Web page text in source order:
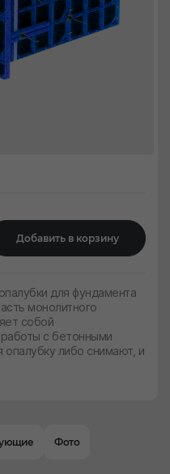
Добавить в корзину
для фундамента
монолитного
собой
с бетонными
либо снимают, и
Фото